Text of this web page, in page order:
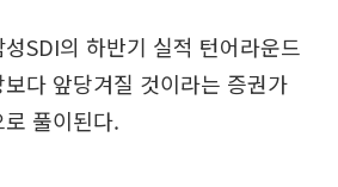
SDI의 하반기 실적 턴어라운드
다 앞당겨질 것이라는 증권가
풀이된다.